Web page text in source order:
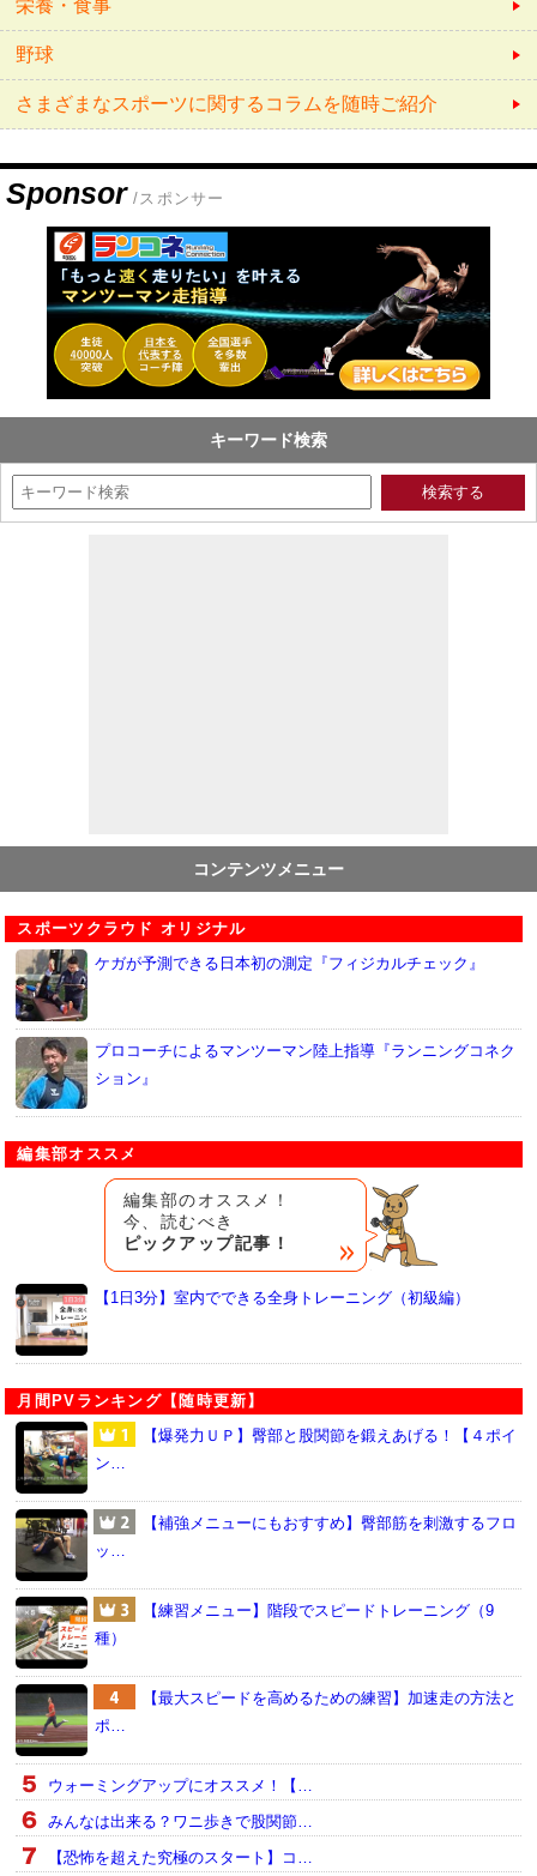
栄養・食事
野球
さまざまなスポーツに関するコラムを随時ご紹介
Sponsor /スポンサー
キーワード検索
コンテンツメニュー
スポーツクラウド オリジナル
ケガが予測できる日本初の測定『フィジカルチェック』
プロコーチによるマンツーマン陸上指導『ランニングコネク
ション』
編集部オススメ
編集部のオススメ！
今、読むべき
ピックアップ記事！
【1日3分】室内でできる全身トレーニング（初級編）
月間PVランキング【随時更新】
【爆発力ＵＰ】臀部と股関節を鍛えあげる！【４ポイ
ン…
【補強メニューにもおすすめ】臀部筋を刺激するフロ
ッ…
【練習メニュー】階段でスピードトレーニング（9
種）
【最大スピードを高めるための練習】加速走の方法と
ポ…
ウォーミングアップにオススメ！【…
みんなは出来る？ワニ歩きで股関節…
【恐怖を超えた究極のスタート】コ…